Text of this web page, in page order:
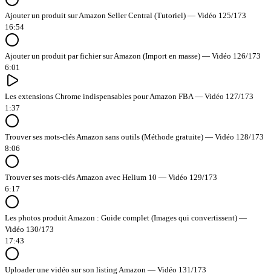
Ajouter un produit sur Amazon Seller Central (Tutoriel) — Vidéo 125/173
16:54
Ajouter un produit par fichier sur Amazon (Import en masse) — Vidéo 126/173
6:01
Les extensions Chrome indispensables pour Amazon FBA — Vidéo 127/173
1:37
Trouver ses mots-clés Amazon sans outils (Méthode gratuite) — Vidéo 128/173
8:06
Trouver ses mots-clés Amazon avec Helium 10 — Vidéo 129/173
6:17
Les photos produit Amazon : Guide complet (Images qui convertissent) —
Vidéo 130/173
17:43
Uploader une vidéo sur son listing Amazon — Vidéo 131/173